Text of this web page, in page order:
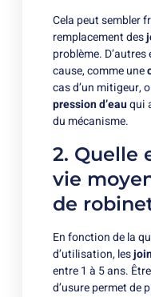
Cela peut sembler
remplacement des
problème.
cause, comme une
cas d’un mitigeur,
pression d’eauqui
du mécanisme.
2. Quelle
vie
de
En fonction de la
d’utilisation, les
entre 1 à 5 ans.
d’usure permet de